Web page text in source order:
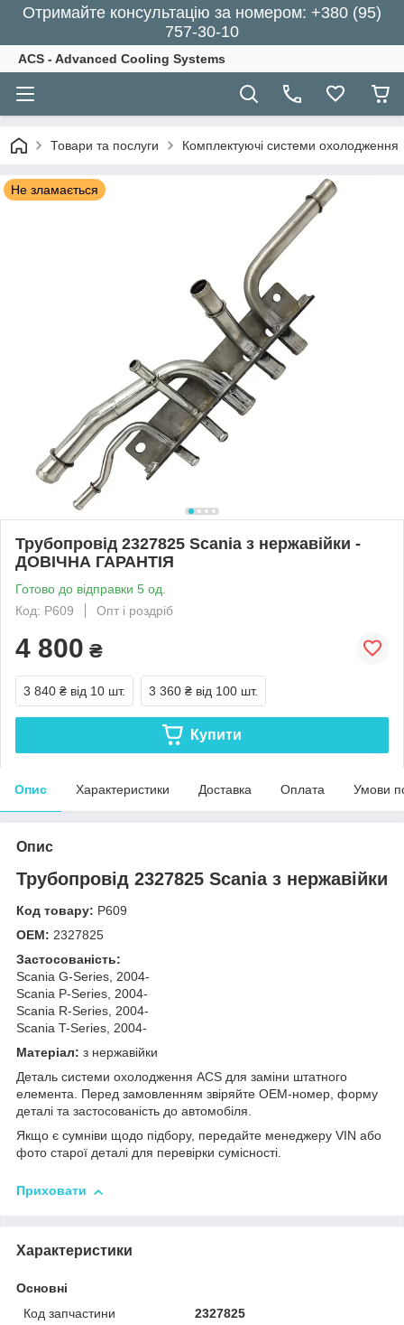
Отримайте консультацію за номером: +380 (95)
757-30-10
ACS - Advanced Cooling Systems
Товари та послуги Комплектуючі системи охолодження
Не зламається
Трубопровід 2327825 Scania з нержавійки -
ДОВІЧНА ГАРАНТІЯ
Готово до відправки 5 од.
Код: Р609
Опт і роздріб
4 800 ₴
3 840 ₴ від 10 шт. 3 360 ₴ від 100 шт.
Купити
Опис Характеристики Доставка Оплата Умови
Опис
Трубопровід 2327825 Scania з нержавійки
Код товару: Р609
OEM: 2327825
Застосованість:
Scania G-Series, 2004-
Scania P-Series, 2004-
Scania R-Series, 2004-
Scania T-Series, 2004-
Матеріал: з нержавійки
Деталь системи охолодження ACS для заміни штатного
елемента. Перед замовленням звіряйте OEM-номер, форму
деталі та застосованість до автомобіля.
Якщо є сумніви щодо підбору, передайте менеджеру VIN або
фото старої деталі для перевірки сумісності.
Приховати
Характеристики
Основні
Код запчастини
2327825